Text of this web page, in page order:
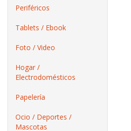
Periféricos
Tablets / Ebook
Foto / Video
Hogar /
Electrodomésticos
Papelería
Ocio / Deportes /
Mascotas